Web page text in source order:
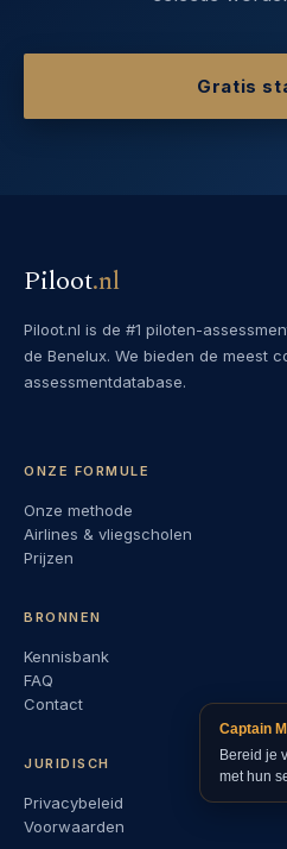
Gratis
Piloot.nl
Piloot.nl is de #1 piloten-
de Benelux. We bieden de meest
assessmentdatabase.
ONZE FORMULE
Onze methode
Airlines & vliegscholen
Prijzen
BRONNEN
Kennisbank
FAQ
Contact
JURIDISCH
Privacybeleid
Voorwaarden
Captain
Bereid je
met hun